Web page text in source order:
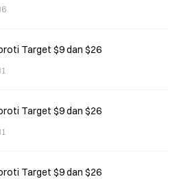
Target $9 dan $26
Target $9 dan $26
Target $9 dan $26